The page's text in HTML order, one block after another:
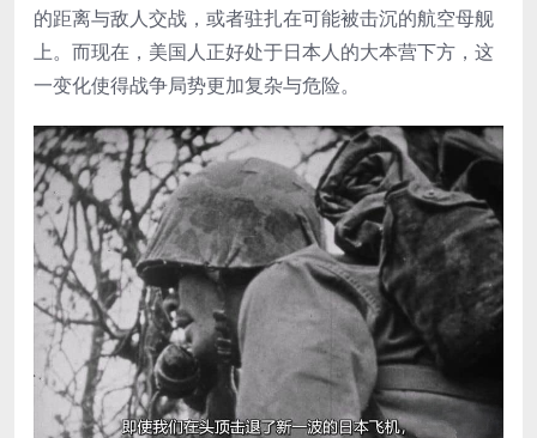
的距离与敌人交战，或者驻扎在可能被击沉的航空母舰
上。而现在，美国人正好处于日本人的大本营下方，这
一变化使得战争局势更加复杂与危险。